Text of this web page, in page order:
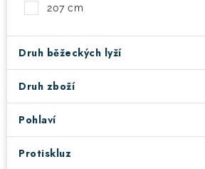
207 cm
Druh běžeckých lyží
Druh zboží
Pohlaví
Protiskluz